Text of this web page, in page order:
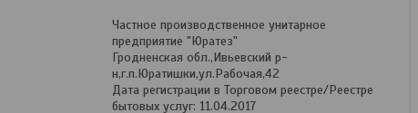
Частное производственное унитарное
предприятие "Юратез"
Гродненская обл.,Ивьевский р-
н,г.п.Юратишки,ул.Рабочая,42
Дата регистрации в Торговом реестре/Реестре
бытовых услуг: 11.04.2017